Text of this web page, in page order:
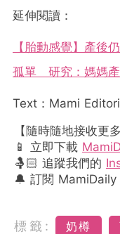
延伸閱讀：
【胎動感覺】產後
孤單 研究：媽媽
Text：Mami
【隨時隨地接收更
📱 立即下載
🤱🏻 追蹤我們的
🔔 訂閱 MamiDaily
標籤: 奶樽